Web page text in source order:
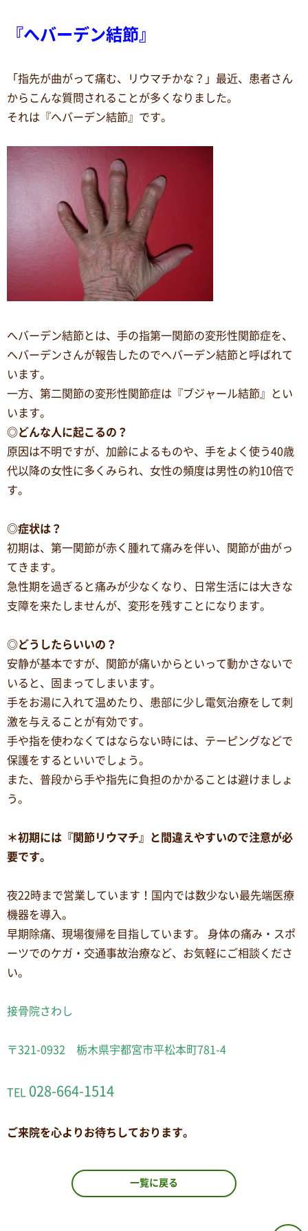
『へバーデン結節』
「指先が曲がって痛む、リウマチかな？」最近、患者さん
からこんな質問されることが多くなりました。
それは『へバーデン結節』です。
へバーデン結節とは、手の指第一関節の変形性関節症を、
へバーデンさんが報告したのでへバーデン結節と呼ばれて
います。
一方、第二関節の変形性関節症は『ブジャール結節』とい
います。
◎どんな人に起こるの？
原因は不明ですが、加齢によるものや、手をよく使う40歳
代以降の女性に多くみられ、女性の頻度は男性の約10倍で
す。
◎症状は？
初期は、第一関節が赤く腫れて痛みを伴い、関節が曲がっ
てきます。
急性期を過ぎると痛みが少なくなり、日常生活には大きな
支障を来たしませんが、変形を残すことになります。
◎どうしたらいいの？
安静が基本ですが、関節が痛いからといって動かさないで
いると、固まってしまいます。
手をお湯に入れて温めたり、患部に少し電気治療をして刺
激を与えることが有効です。
手や指を使わなくてはならない時には、テーピングなどで
保護をするといいでしょう。
また、普段から手や指先に負担のかかることは避けましょ
う。
＊初期には『関節リウマチ』と間違えやすいので注意が必
要です。
夜22時まで営業しています！国内では数少ない最先端医療
機器を導入。
早期除痛、現場復帰を目指しています。 身体の痛み・スポ
ーツでのケガ・交通事故治療など、お気軽にご相談くださ
い。
接骨院さわし
〒321-0932 栃木県宇都宮市平松本町781-4
TEL 028-664-1514
ご来院を心よりお待ちしております。
一覧に戻る